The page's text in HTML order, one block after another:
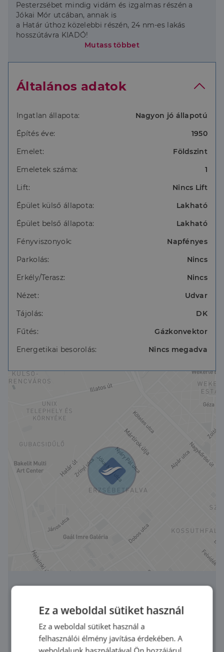
Pesterzsébet mindig vidám és izgalmas részén a
Jókai Mór utcában, annak is
a Határ úthoz közelebbi részén, 24 nm-es lakás
hosszútávra KIADÓ!
tekintetében az van, ami a képeken
műanyagból vannak, burkolatok
sajnos nem jöhet szóba, benti macska viszont nem
feltétele egy havi lakbér és két havi kaució
alapterületre, a beköltöző személyek száma
maximálisan három, gyerek
esetén pedig befogadó nyilatkozatra lesz szükség.
További kérdések esetén
Mutass többet
Általános adatok
Ingatlan állapota:
Nagyon jó állapotú
Építés éve:
1950
Emelet:
Földszint
Emeletek száma:
1
Lift:
Nincs Lift
Épület külső állapota:
Lakható
Épület belső állapota:
Lakható
Fényviszonyok:
Napfényes
Parkolás:
Nincs
Erkély/Terasz:
Nincs
Nézet:
Udvar
Tájolás:
DK
Fűtés:
Gázkonvektor
Energetikai besorolás:
Nincs megadva
legmegfelelőbb pénzügyi
megoldásért!
Ez a weboldal sütiket használ
Ez a weboldal sütiket használ a
felhasználói élmény javítása érdekében. A